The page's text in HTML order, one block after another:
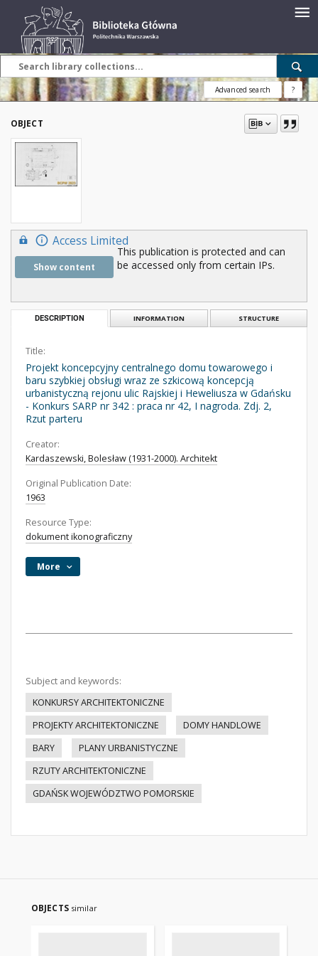
Advanced search ?
OBJECT
Access Limited
Show content
This publication is protected and can
be accessed only from certain IPs.
DESCRIPTION INFORMATION STRUCTURE
Title:
Projekt koncepcyjny centralnego domu towarowego i
baru szybkiej obsługi wraz ze szkicową koncepcją
urbanistyczną rejonu ulic Rajskiej i Heweliusza w Gdańsku
- Konkurs SARP nr 342 : praca nr 42, I nagroda. Zdj. 2,
Rzut parteru
Creator:
Kardaszewski, Bolesław (1931-2000). Architekt
Original Publication Date:
1963
Resource Type:
dokument ikonograficzny
More
Subject and keywords:
KONKURSY ARCHITEKTONICZNE
PROJEKTY ARCHITEKTONICZNE
DOMY HANDLOWE
BARY
PLANY URBANISTYCZNE
RZUTY ARCHITEKTONICZNE
GDAŃSK WOJEWÓDZTWO POMORSKIE
OBJECTS similar